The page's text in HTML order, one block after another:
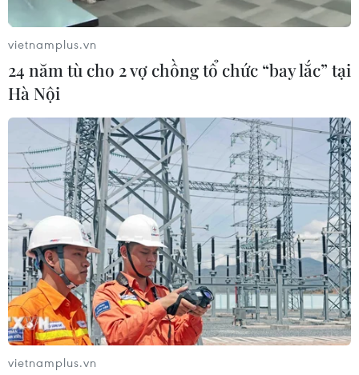
vietnamplus.vn
24 năm tù cho 2 vợ chồng tổ chức “bay lắc” tại
Hà Nội
vietnamplus.vn